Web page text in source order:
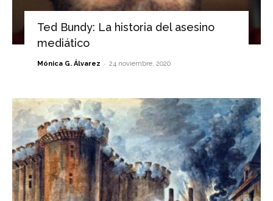
Ted Bundy: La historia del asesino
mediático
Mónica G. Álvarez - 24 noviembre, 2020